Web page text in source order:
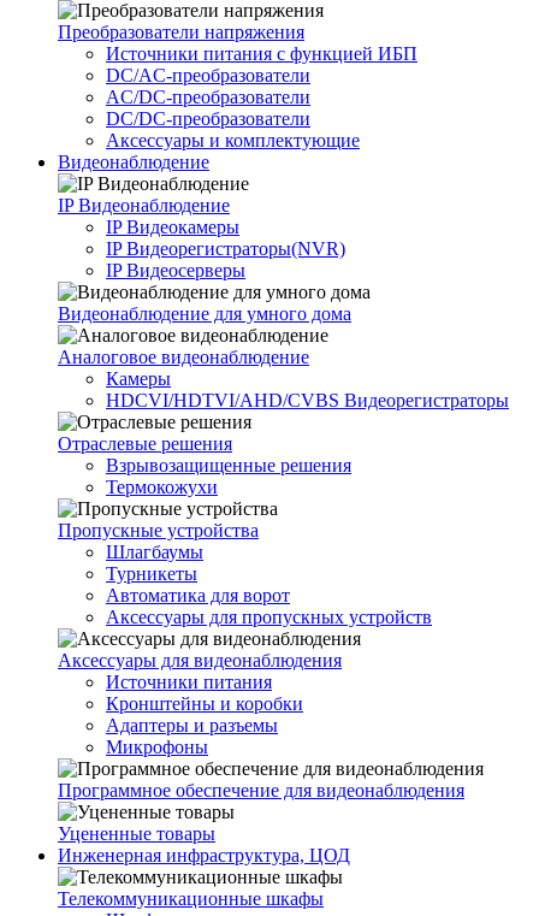
Преобразователи напряжения
Источники питания c функцией ИБП
DC/AC-преобразователи
AC/DC-преобразователи
DC/DC-преобразователи
Аксессуары и комплектующие
Видеонаблюдение
IP Видеонаблюдение
IP Видеокамеры
IP Видеорегистраторы(NVR)
IP Видеосерверы
Видеонаблюдение для умного дома
Аналоговое видеонаблюдение
Камеры
HDCVI/HDTVI/AHD/CVBS Видеорегистраторы
Отраслевые решения
Взрывозащищенные решения
Термокожухи
Пропускные устройства
Шлагбаумы
Турникеты
Автоматика для ворот
Аксессуары для пропускных устройств
Аксессуары для видеонаблюдения
Источники питания
Кронштейны и коробки
Адаптеры и разъемы
Микрофоны
Программное обеспечение для видеонаблюдения
Уцененные товары
Инженерная инфраструктура, ЦОД
Телекоммуникационные шкафы